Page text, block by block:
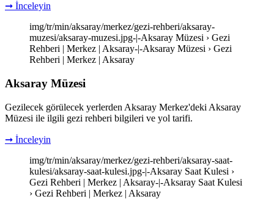
➞ İnceleyin
img/tr/min/aksaray/merkez/gezi-rehberi/aksaray-
muzesi/aksaray-muzesi.jpg-|-Aksaray Müzesi › Gezi
Rehberi | Merkez | Aksaray-|-Aksaray Müzesi › Gezi
Rehberi | Merkez | Aksaray
Aksaray Müzesi
Gezilecek görülecek yerlerden Aksaray Merkez'deki Aksaray
Müzesi ile ilgili gezi rehberi bilgileri ve yol tarifi.
➞ İnceleyin
img/tr/min/aksaray/merkez/gezi-rehberi/aksaray-saat-
kulesi/aksaray-saat-kulesi.jpg-|-Aksaray Saat Kulesi ›
Gezi Rehberi | Merkez | Aksaray-|-Aksaray Saat Kulesi
› Gezi Rehberi | Merkez | Aksaray